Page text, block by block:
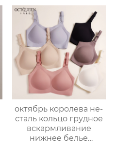
октябрь королева не-
сталь кольцо грудное
вскармливание
нижнее белье